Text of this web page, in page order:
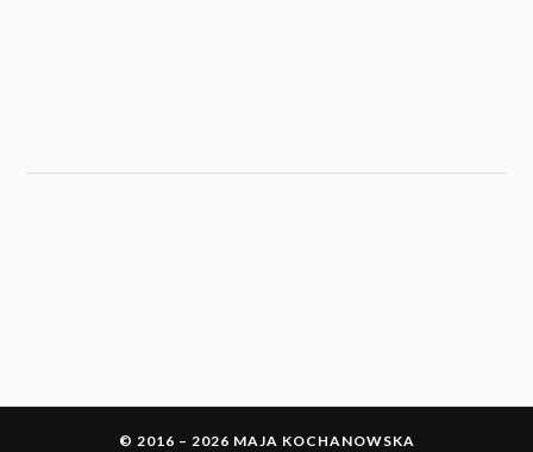
© 2016 – 2026 MAJA KOCHANOWSKA